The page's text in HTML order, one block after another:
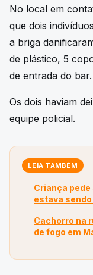
No local em
que dois
a briga
de plástico, 5
de entrada do bar.
Os dois haviam
equipe policial.
LEIA TAMBÉM
Criança
estava
Cachorro na
de fogo em